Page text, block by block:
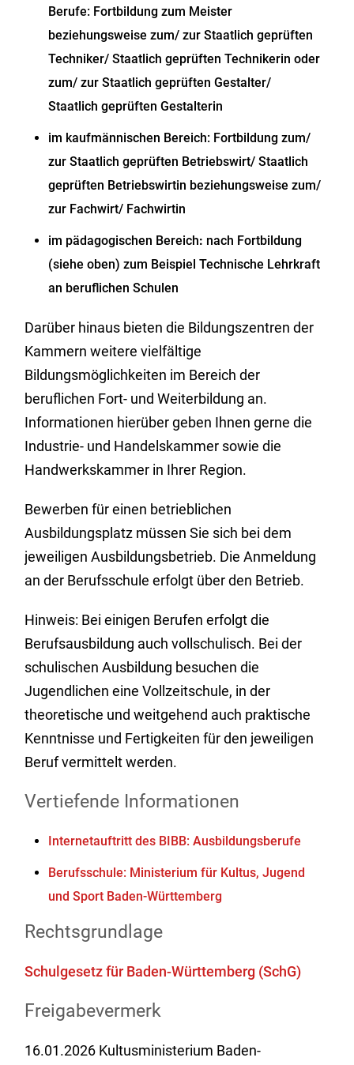
Berufe: Fortbildung zum Meister
beziehungsweise zum/ zur Staatlich geprüften
Techniker/ Staatlich geprüften Technikerin oder
zum/ zur Staatlich geprüften Gestalter/
Staatlich geprüften Gestalterin
im kaufmännischen Bereich: Fortbildung zum/
zur Staatlich geprüften Betriebswirt/ Staatlich
geprüften Betriebswirtin beziehungsweise zum/
zur Fachwirt/ Fachwirtin
im pädagogischen Bereich: nach Fortbildung
(siehe oben) zum Beispiel Technische Lehrkraft
an beruflichen Schulen
Darüber hinaus bieten die Bildungszentren der
Kammern weitere vielfältige
Bildungsmöglichkeiten im Bereich der
beruflichen Fort- und Weiterbildung an.
Informationen hierüber geben Ihnen gerne die
Industrie- und Handelskammer sowie die
Handwerkskammer in Ihrer Region.
Bewerben für einen betrieblichen
Ausbildungsplatz müssen Sie sich bei dem
jeweiligen Ausbildungsbetrieb. Die Anmeldung
an der Berufsschule erfolgt über den Betrieb.
Hinweis: Bei einigen Berufen erfolgt die
Berufsausbildung auch vollschulisch. Bei der
schulischen Ausbildung besuchen die
Jugendlichen eine Vollzeitschule, in der
theoretische und weitgehend auch praktische
Kenntnisse und Fertigkeiten für den jeweiligen
Beruf vermittelt werden.
Vertiefende Informationen
Internetauftritt des BIBB: Ausbildungsberufe
Berufsschule: Ministerium für Kultus, Jugend
und Sport Baden-Württemberg
Rechtsgrundlage
Schulgesetz für Baden-Württemberg (SchG)
Freigabevermerk
16.01.2026 Kultusministerium Baden-